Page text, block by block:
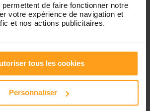
de faire fonctionner notre
votre expérience de navigation et
et nos actions publicitaires.
tous les cookies
Personnaliser
Disponible de 00:00 à 00:30
Disponible de 00:00 à 00:00
souhaitez connaître les
de Marion ?